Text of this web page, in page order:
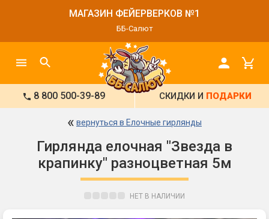
МАГАЗИН ФЕЙЕРВЕРКОВ №1
ББ-Салют
8 800 500-39-89 СКИДКИ И ПОДАРКИ
« вернуться в Елочные гирлянды
Гирлянда елочная "Звезда в
крапинку" разноцветная 5м
НЕТ В НАЛИЧИИ